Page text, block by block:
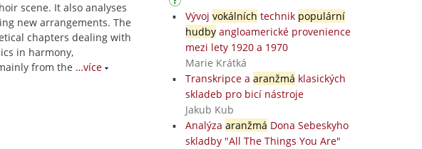
scene. It also analyses
new arrangements. The
chapters dealing with
in harmony,
from the …více
Vývoj vokálních technik populární
hudbyangloamerické provenience
mezi lety 1920 a 1970
Marie Krátká
Transkripce a aranžmá klasických
skladeb pro bicí nástroje
Jakub Kub
Analýza aranžmá Dona Sebeskyho
skladby "All The Things You Are"